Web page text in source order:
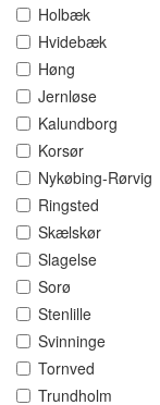
Holbæk
Hvidebæk
Høng
Jernløse
Kalundborg
Korsør
Nykøbing-Rørvig
Ringsted
Skælskør
Slagelse
Sorø
Stenlille
Svinninge
Tornved
Trundholm